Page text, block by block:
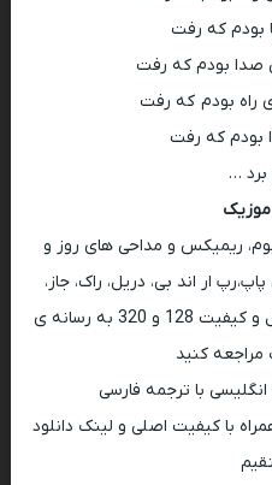
بودم که رفت
بودم که رفت
راه بودم که رفت
بودم که رفت
برد …
ریمیکس و مداحی های روز و
ار اند بی، دریل، راک، جاز،
هیپ هاپ و اپرا همراه با متن کامل و کیفیت 128 و 320 به رسانه ی
کنید
با ترجمه فارسی
با کیفیت اصلی و لینک دانلود